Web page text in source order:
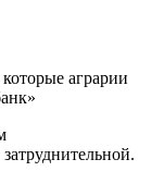
аграрии